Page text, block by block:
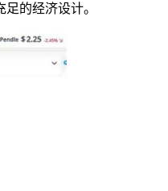
的经济设计。